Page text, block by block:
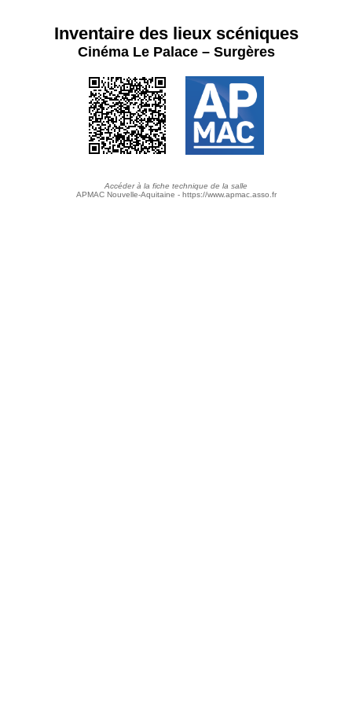
Inventaire des lieux scéniques
Cinéma Le Palace – Surgères
Accéder à la fiche technique de la salle
APMAC Nouvelle-Aquitaine - https://www.apmac.asso.fr